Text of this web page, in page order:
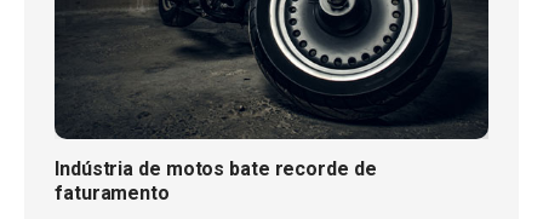
Indústria de motos bate recorde de
faturamento